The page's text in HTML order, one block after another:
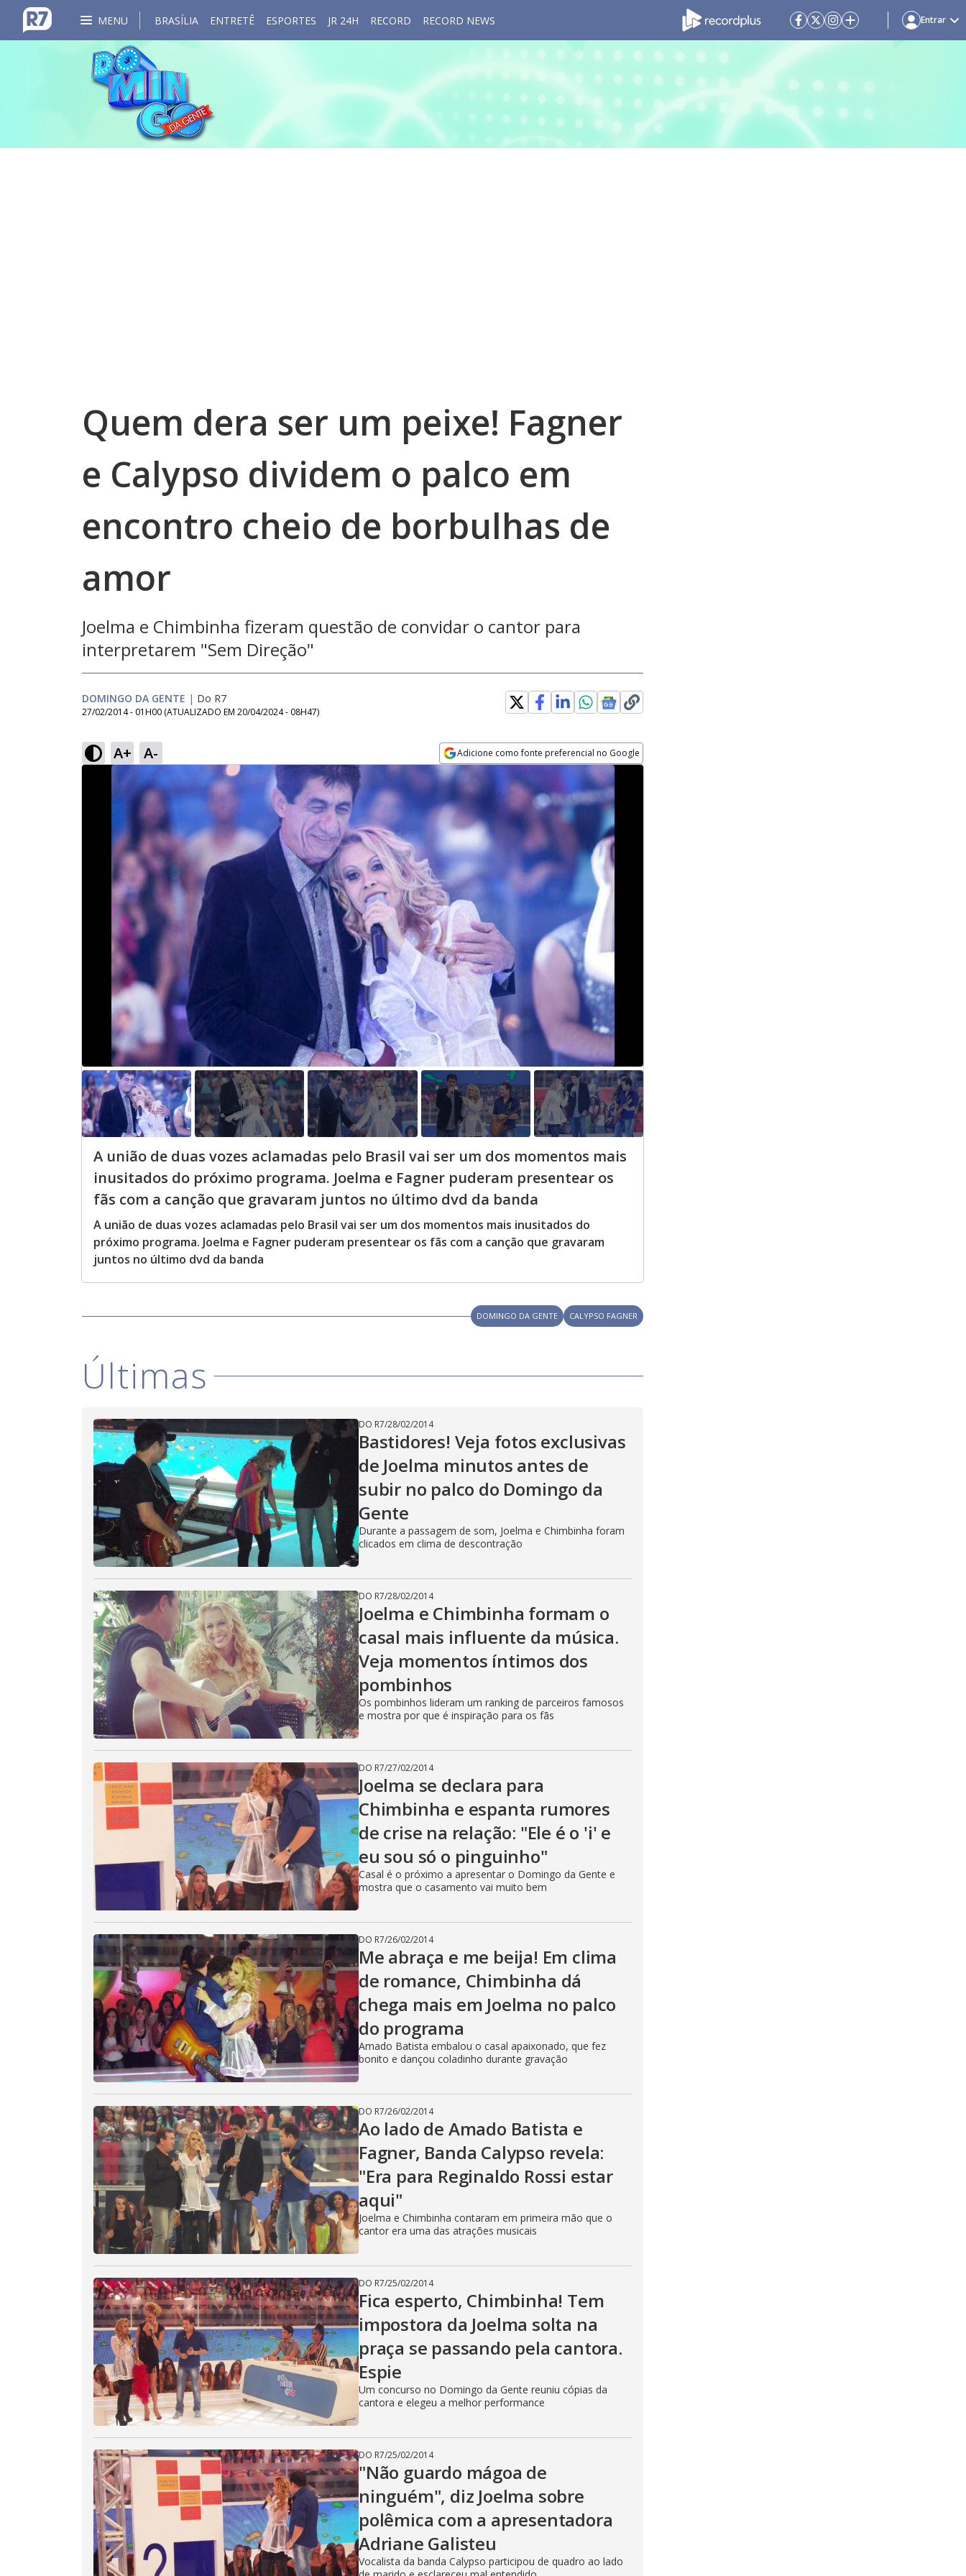
MENU BRASÍLIA ENTRETÊ ESPORTES JR 24H RECORD RECORD NEWS Entrar
Quem dera ser um peixe! Fagner
e Calypso dividem o palco em
encontro cheio de borbulhas de
amor
Joelma e Chimbinha fizeram questão de convidar o cantor para
interpretarem "Sem Direção"
DOMINGO DA GENTE | Do R7
27/02/2014 - 01H00 (ATUALIZADO EM 20/04/2024 - 08H47)
A+ A- Adicione como fonte preferencial no Google
Opens in new window
A união de duas vozes aclamadas pelo Brasil vai ser um dos momentos mais
inusitados do próximo programa. Joelma e Fagner puderam presentear os
fãs com a canção que gravaram juntos no último dvd da banda
A união de duas vozes aclamadas pelo Brasil vai ser um dos momentos mais inusitados do
próximo programa. Joelma e Fagner puderam presentear os fãs com a canção que gravaram
juntos no último dvd da banda
DOMINGO DA GENTE CALYPSO FAGNER
Últimas
DO R7/28/02/2014
Bastidores! Veja fotos exclusivas
de Joelma minutos antes de
subir no palco do Domingo da
Gente
Durante a passagem de som, Joelma e Chimbinha foram
clicados em clima de descontração
DO R7/28/02/2014
Joelma e Chimbinha formam o
casal mais influente da música.
Veja momentos íntimos dos
pombinhos
Os pombinhos lideram um ranking de parceiros famosos
e mostra por que é inspiração para os fãs
DO R7/27/02/2014
Joelma se declara para
Chimbinha e espanta rumores
de crise na relação: "Ele é o 'i' e
eu sou só o pinguinho"
Casal é o próximo a apresentar o Domingo da Gente e
mostra que o casamento vai muito bem
DO R7/26/02/2014
Me abraça e me beija! Em clima
de romance, Chimbinha dá
chega mais em Joelma no palco
do programa
Amado Batista embalou o casal apaixonado, que fez
bonito e dançou coladinho durante gravação
DO R7/26/02/2014
Ao lado de Amado Batista e
Fagner, Banda Calypso revela:
"Era para Reginaldo Rossi estar
aqui"
Joelma e Chimbinha contaram em primeira mão que o
cantor era uma das atrações musicais
DO R7/25/02/2014
Fica esperto, Chimbinha! Tem
impostora da Joelma solta na
praça se passando pela cantora.
Espie
Um concurso no Domingo da Gente reuniu cópias da
cantora e elegeu a melhor performance
DO R7/25/02/2014
"Não guardo mágoa de
ninguém", diz Joelma sobre
polêmica com a apresentadora
Adriane Galisteu
Vocalista da banda Calypso participou de quadro ao lado